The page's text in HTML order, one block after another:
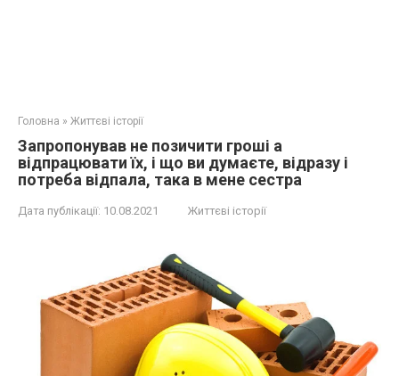
Головна » Життєві історії
Запропонував не позичити гроші а
відпрацювати їх, і що ви думаєте, відразу і
потреба відпала, така в мене сестра
Дата публікації: 10.08.2021 Життєві історії